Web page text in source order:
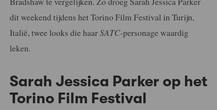
dit weekend tijdens het Torino Film Festival in Turijn,
Italië, twee looks die haarSATC-personage waardig
leken.
Sarah Jessica Parker op het
Torino Film Festival